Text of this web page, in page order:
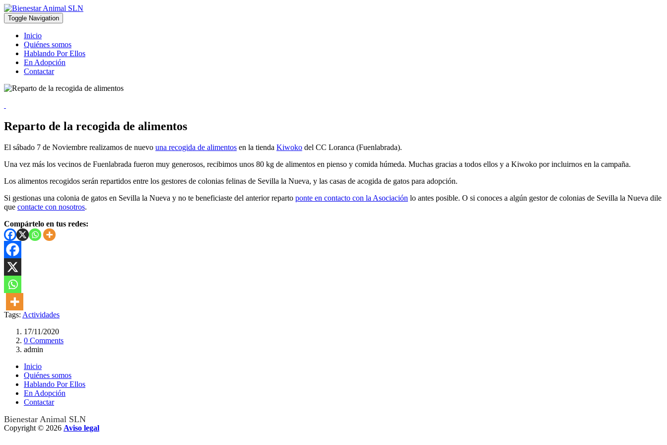
Toggle Navigation
Inicio
Quiénes somos
Hablando Por Ellos
En Adopción
Contactar
Reparto de la recogida de alimentos
El sábado 7 de Noviembre realizamos de nuevo una recogida de alimentos en la tienda Kiwoko del CC Loranca (Fuenlabrada).
Una vez más los vecinos de Fuenlabrada fueron muy generosos, recibimos unos 80 kg de alimentos en pienso y comida húmeda. Muchas gracias a todos ellos y a Kiwoko por incluirnos en la campaña.
Los alimentos recogidos serán repartidos entre los gestores de colonias felinas de Sevilla la Nueva, y las casas de acogida de gatos para adopción.
Si gestionas una colonia de gatos en Sevilla la Nueva y no te beneficiaste del anterior reparto ponte en contacto con la Asociación lo antes posible. O si conoces a algún gestor de colonias de Sevilla la Nueva dile
que contacte con nosotros.
Compártelo en tus redes:
Tags: Actividades
17/11/2020
0 Comments
admin
Inicio
Quiénes somos
Hablando Por Ellos
En Adopción
Contactar
Bienestar Animal SLN
Copyright © 2026 Aviso legal